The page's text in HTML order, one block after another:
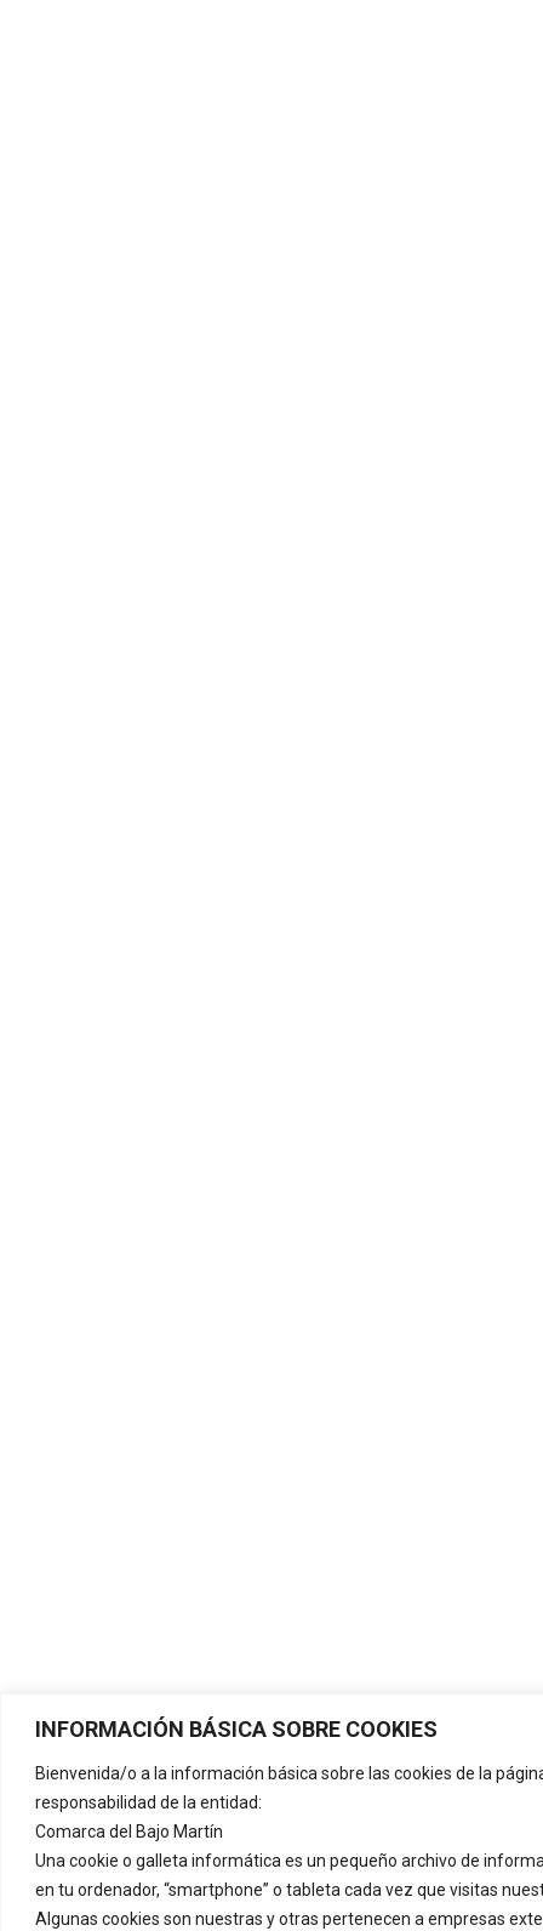
INFORMACIÓN BÁSICA SOBRE COOKIES
Bienvenida/o a la información básica sobre las cookies de la
responsabilidad de la entidad:
Comarca del Bajo Martín
Una cookie o galleta informática es un pequeño archivo de
en tu ordenador, “smartphone” o tableta cada vez que visitas
Algunas cookies son nuestras y otras pertenecen a empresas